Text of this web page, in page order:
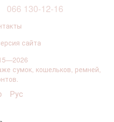
066 130-12-16
сайта
сумок, кошельков, ремней,
Рус